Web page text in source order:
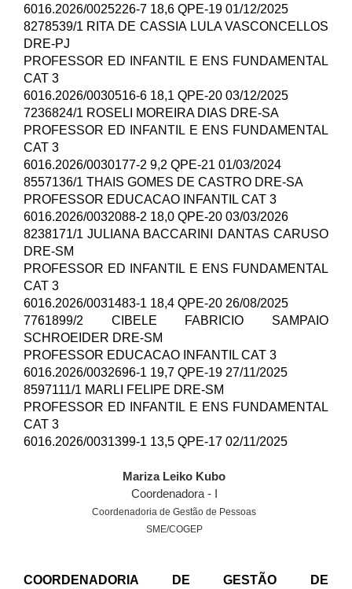
6016.2026/0025226-7 18,6 QPE-19 01/12/2025
8278539/1 RITA DE CASSIA LULA VASCONCELLOS
DRE-PJ
PROFESSOR ED INFANTIL E ENS FUNDAMENTAL
CAT 3
6016.2026/0030516-6 18,1 QPE-20 03/12/2025
7236824/1 ROSELI MOREIRA DIAS DRE-SA
PROFESSOR ED INFANTIL E ENS FUNDAMENTAL
CAT 3
6016.2026/0030177-2 9,2 QPE-21 01/03/2024
8557136/1 THAIS GOMES DE CASTRO DRE-SA
PROFESSOR EDUCACAO INFANTIL CAT 3
6016.2026/0032088-2 18,0 QPE-20 03/03/2026
8238171/1 JULIANA BACCARINI DANTAS CARUSO
DRE-SM
PROFESSOR ED INFANTIL E ENS FUNDAMENTAL
CAT 3
6016.2026/0031483-1 18,4 QPE-20 26/08/2025
7761899/2 CIBELE FABRICIO SAMPAIO
SCHROEIDER DRE-SM
PROFESSOR EDUCACAO INFANTIL CAT 3
6016.2026/0032696-1 19,7 QPE-19 27/11/2025
8597111/1 MARLI FELIPE DRE-SM
PROFESSOR ED INFANTIL E ENS FUNDAMENTAL
CAT 3
6016.2026/0031399-1 13,5 QPE-17 02/11/2025
Mariza Leiko Kubo
Coordenadora - I
Coordenadoria de Gestão de Pessoas
SME/COGEP
COORDENADORIA DE GESTÃO DE